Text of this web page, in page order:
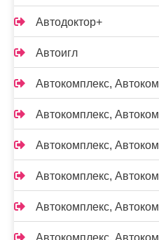
Автодоктор+
Автоигл
Автокомплекс,
Автокомплекс,
Автокомплекс,
Автокомплекс,
Автокомплекс,